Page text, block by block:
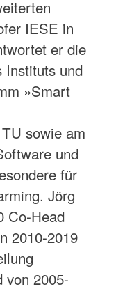
IESE in
er die
Instituts und
»Smart
sowie am
und
für
Jörg
Co-Head
2010-2019
von 2005-